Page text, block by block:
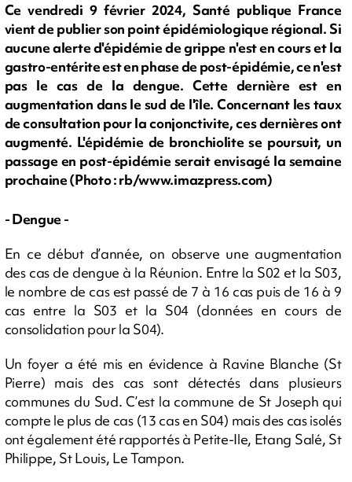
Ce vendredi 9 février 2024, Santé publique France
vient de publier son point épidémiologique régional. Si
aucune alerte d'épidémie de grippe n'est en cours et la
gastro-entérite est en phase de post-épidémie, ce n'est
pas le cas de la dengue. Cette dernière est en
augmentation dans le sud de l'île. Concernant les taux
de consultation pour la conjonctivite, ces dernières ont
augmenté. L'épidémie de bronchiolite se poursuit, un
passage en post-épidémie serait envisagé la semaine
prochaine (Photo : rb/www.imazpress.com)
- Dengue -
En ce début d’année, on observe une augmentation
des cas de dengue à la Réunion. Entre la S02 et la S03,
le nombre de cas est passé de 7 à 16 cas puis de 16 à 9
cas entre la S03 et la S04 (données en cours de
consolidation pour la S04).
Un foyer a été mis en évidence à Ravine Blanche (St
Pierre) mais des cas sont détectés dans plusieurs
communes du Sud. C’est la commune de St Joseph qui
compte le plus de cas (13 cas en S04) mais des cas isolés
ont également été rapportés à Petite-Ile, Etang Salé, St
Philippe, St Louis, Le Tampon.